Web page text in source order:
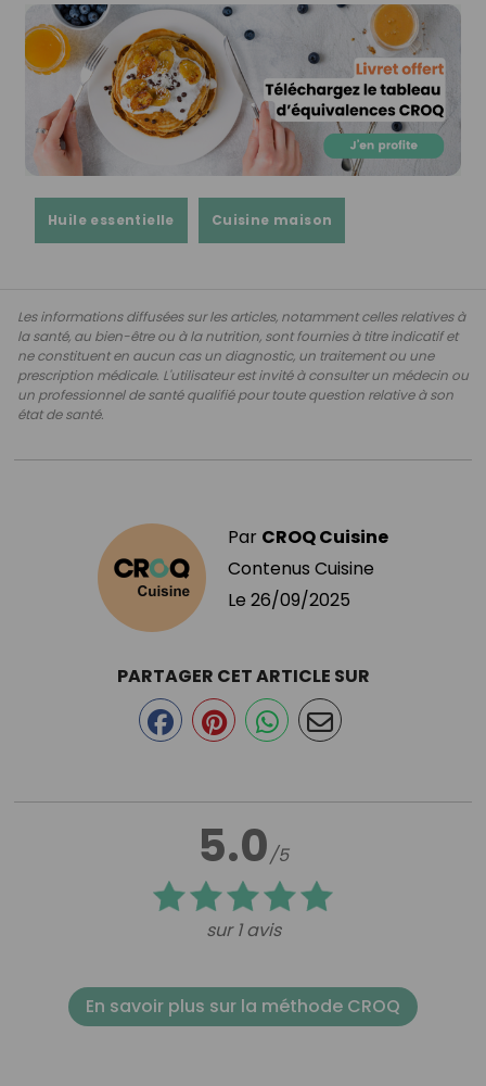
Huile essentielle Cuisine maison
Les informations diffusées sur les articles, notamment celles relatives à
la santé, au bien-être ou à la nutrition, sont fournies à titre indicatif et
ne constituent en aucun cas un diagnostic, un traitement ou une
prescription médicale. L'utilisateur est invité à consulter un médecin ou
un professionnel de santé qualifié pour toute question relative à son
état de santé.
Par CROQ Cuisine
Contenus Cuisine
Le 26/09/2025
5.0/5
sur 1 avis
PARTAGER CET ARTICLE SUR
En savoir plus sur la méthode CROQ